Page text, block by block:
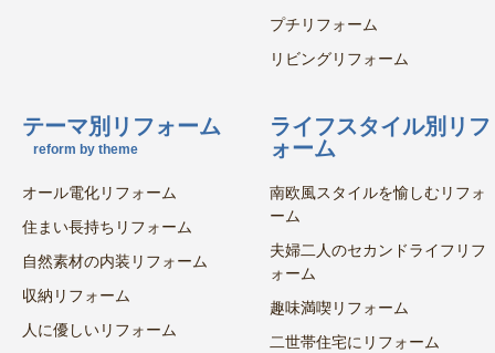
プチリフォーム
リビングリフォーム
テーマ別リフォーム
reform by theme
オール電化リフォーム
住まい長持ちリフォーム
自然素材の内装リフォーム
収納リフォーム
人に優しいリフォーム
ライフスタイル別リフ
ォーム
南欧風スタイルを愉しむリフォ
ーム
夫婦二人のセカンドライフリフ
ォーム
趣味満喫リフォーム
二世帯住宅にリフォーム